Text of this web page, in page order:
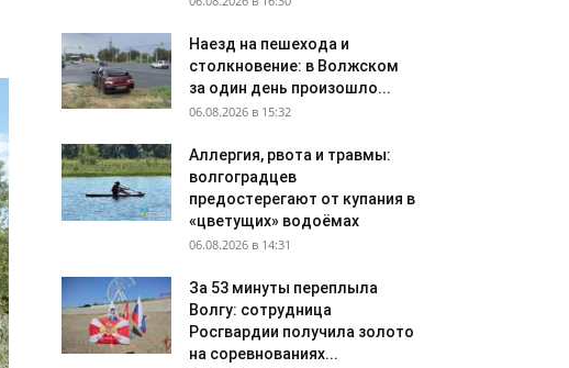
Наезд на пешехода и
столкновение: в Волжском
за один день произошло...
06.08.2026 в 15:32
Аллергия, рвота и травмы:
волгоградцев
предостерегают от купания в
«цветущих» водоёмах
06.08.2026 в 14:31
За 53 минуты переплыла
Волгу: сотрудница
Росгвардии получила золото
на соревнованиях...